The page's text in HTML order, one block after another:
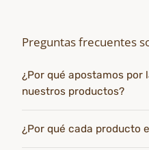
Preguntas frecuentes
¿Por qué apostamos por
nuestros productos?
¿Por qué cada producto